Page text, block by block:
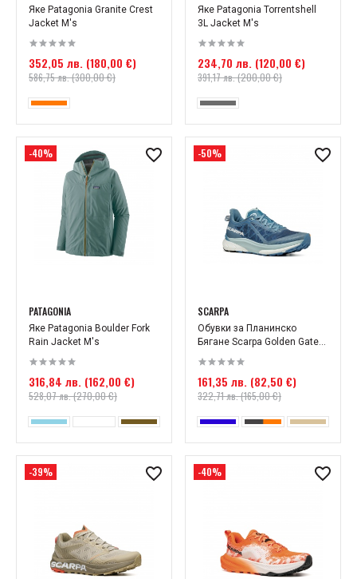
Яке Patagonia Granite Crest
Jacket М's
352,05 лв. (180,00 €)
586,75 лв. (300,00 €)
Яке Patagonia Torrentshell
3L Jacket M's
234,70 лв. (120,00 €)
391,17 лв. (200,00 €)
-40%
PATAGONIA
Яке Patagonia Boulder Fork
Rain Jacket M's
316,84 лв. (162,00 €)
528,07 лв. (270,00 €)
-50%
SCARPA
Обувки за Планинско
Бягане Scarpa Golden Gate...
161,35 лв. (82,50 €)
322,71 лв. (165,00 €)
-39% -40%